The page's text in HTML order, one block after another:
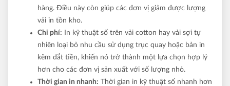
hàng. Điều này còn giúp các đơn vị giảm được lượng
vải in tồn kho.
Chi phí: In kỹ thuật số trên vải cotton hay vải sợi tự
nhiên loại bỏ nhu cầu sử dụng trục quay hoặc bản in
kẽm đắt tiền, khiến nó trở thành một lựa chọn hợp lý
hơn cho các đơn vị sản xuất với số lượng nhỏ.
Thời gian in nhanh: Thời gian in kỹ thuật số nhanh hơn